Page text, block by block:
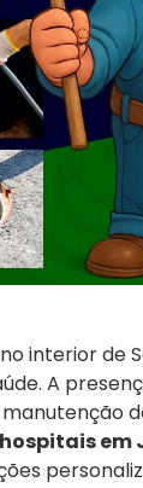
interior de
A
em